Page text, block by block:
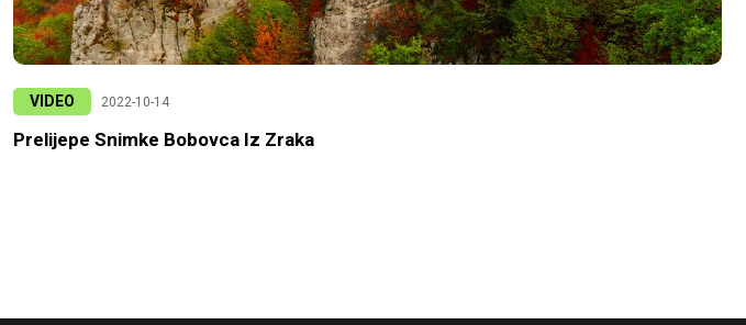
VIDEO 2022-10-14
Prelijepe Snimke Bobovca Iz Zraka